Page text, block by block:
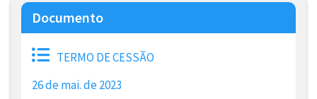
Documento
TERMO DE CESSÃO
26 de mai. de 2023